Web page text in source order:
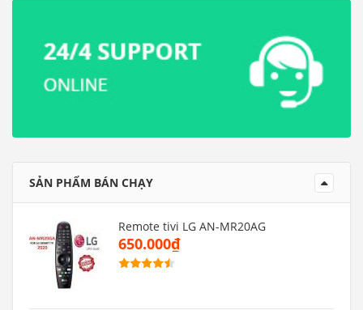
SẢN PHẨM BÁN CHẠY
Remote tivi LG AN-MR20AG
650.000₫